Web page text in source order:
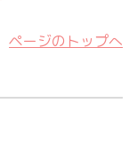
ページのトップへ